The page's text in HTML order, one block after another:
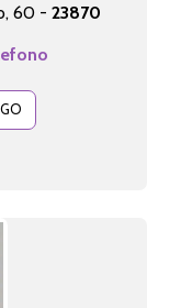
60 - 23870